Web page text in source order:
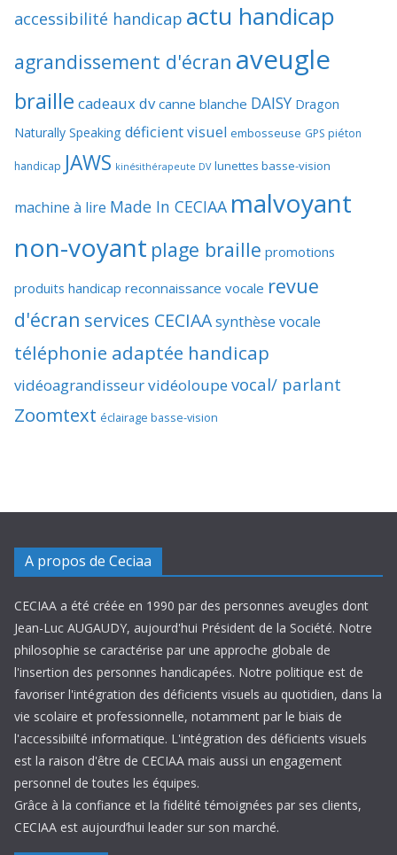
accessibilité handicap actu handicap
agrandissement d'écran aveugle
braille cadeaux dv canne blanche DAISY Dragon
Naturally Speaking déficient visuel embosseuse GPS piéton
handicap JAWS kinésithérapeute DV lunettes basse-vision
machine à lire Made In CECIAA malvoyant
non-voyant plage braille promotions
produits handicap reconnaissance vocale revue
d'écran services CECIAAsynthèse vocale
téléphonie adaptée handicap
vidéoagrandisseurvidéoloupevocal/ parlant
Zoomtext éclairage basse-vision
A propos de Ceciaa
CECIAA a été créée en 1990 par des personnes aveugles dont
Jean-Luc AUGAUDY, aujourd'hui Président de la Société. Notre
philosophie se caractérise par une approche globale de
l'insertion des personnes handicapées. Notre politique est de
favoriser l'intégration des déficients visuels au quotidien, dans la
vie scolaire et professionnelle, notamment par le biais de
l'accessibiilté informatique. L'intégration des déficients visuels
est la raison d'être de CECIAA mais aussi un engagement
personnel de toutes les équipes.
Grâce à la confiance et la fidélité témoignées par ses clients,
CECIAA est aujourd’hui leader sur son marché.